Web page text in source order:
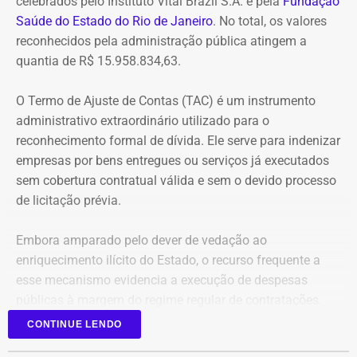
irregulares em 2021, e a decisão foi mantida em março
de 2024, quando o tribunal rejeitou o recurso apresentado
pelo deputado.
quatro valores, que somam R$ 13.112,09, sem
atualização monetária.
A Procuradoria cita ainda que o Tribunal concluiu que o
deputado participou da gestão desses recursos,
autorizando transferências para contas da prefeitura e
documentação comprobatória. Também destaca que Dr.
Flávio foi notificado sobre as irregularidades em
diferentes ocasiões, mas não apresentou os documentos
Para o Ministério Público, esses fatos configuram uma
Saúde do Estado do Rio de Janeiro. No total, os valores
reconhecidos pela administração pública atingem a
quantia de R$ 15.958.834,63.
O Termo de Ajuste de Contas (TAC) é um instrumento
administrativo extraordinário utilizado para o
reconhecimento formal de dívida. Ele serve para indenizar
empresas por bens entregues ou serviços já executados
sem cobertura contratual válida e sem o devido processo
de licitação prévia.
Embora amparado pelo dever de vedação ao
enriquecimento ilícito do Estado, o recurso frequente a
esse mecanismo evidencia a execução de despesas
CONTINUE LENDO